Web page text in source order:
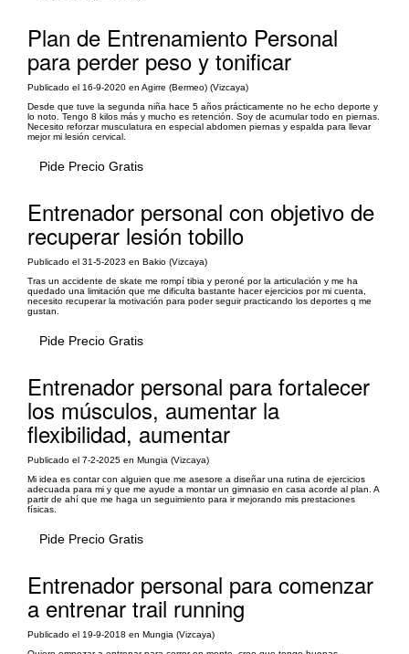
Plan de Entrenamiento Personal
para perder peso y tonificar
Publicado el 16-9-2020 en Agirre (Bermeo) (Vizcaya)
Desde que tuve la segunda niña hace 5 años prácticamente no he echo deporte y
lo noto. Tengo 8 kilos más y mucho es retención. Soy de acumular todo en piernas.
Necesito reforzar musculatura en especial abdomen piernas y espalda para llevar
mejor mi lesión cervical.
Pide Precio Gratis
Entrenador personal con objetivo de
recuperar lesión tobillo
Publicado el 31-5-2023 en Bakio (Vizcaya)
Tras un accidente de skate me rompí tibia y peroné por la articulación y me ha
quedado una limitación que me dificulta bastante hacer ejercicios por mi cuenta,
necesito recuperar la motivación para poder seguir practicando los deportes q me
gustan.
Pide Precio Gratis
Entrenador personal para fortalecer
los músculos, aumentar la
flexibilidad, aumentar
Publicado el 7-2-2025 en Mungia (Vizcaya)
Mi idea es contar con alguien que me asesore a diseñar una rutina de ejercicios
adecuada para mi y que me ayude a montar un gimnasio en casa acorde al plan. A
partir de ahí que me haga un seguimiento para ir mejorando mis prestaciones
físicas.
Pide Precio Gratis
Entrenador personal para comenzar
a entrenar trail running
Publicado el 19-9-2018 en Mungia (Vizcaya)